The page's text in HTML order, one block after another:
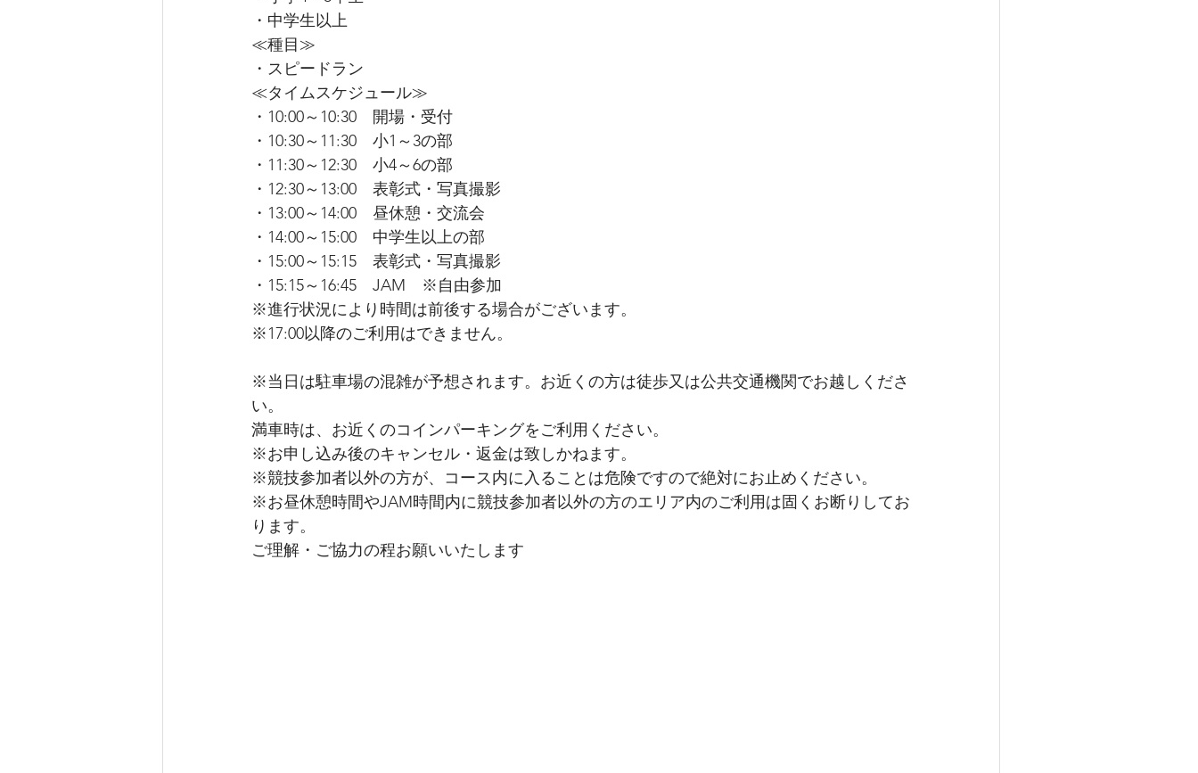
・中学生以上
≪種目≫
・スピードラン
≪タイムスケジュール≫
・10:00～10:30　開場・受付
・10:30～11:30　小1～3の部
・11:30～12:30　小4～6の部
・12:30～13:00　表彰式・写真撮影
・13:00～14:00　昼休憩・交流会
・14:00～15:00　中学生以上の部
・15:00～15:15　表彰式・写真撮影
・15:15～16:45　JAM　※自由参加
※進行状況により時間は前後する場合がございます。
※17:00以降のご利用はできません。
※当日は駐車場の混雑が予想されます。お近くの方は徒歩又は公共交通機関でお越しくださ
い。
満車時は、お近くのコインパーキングをご利用ください。
※お申し込み後のキャンセル・返金は致しかねます。
※競技参加者以外の方が、コース内に入ることは危険ですので絶対にお止めください。
※お昼休憩時間やJAM時間内に競技参加者以外の方のエリア内のご利用は固くお断りしてお
ります。
ご理解・ご協力の程お願いいたします